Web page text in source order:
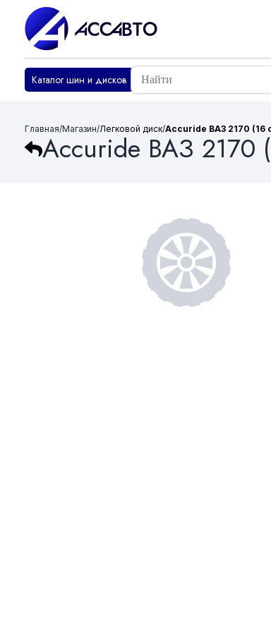
Каталог шин и дисков
Главная/Магазин/Легковой диск/Accuride ВАЗ 2170 (16
Accuride ВАЗ 2170